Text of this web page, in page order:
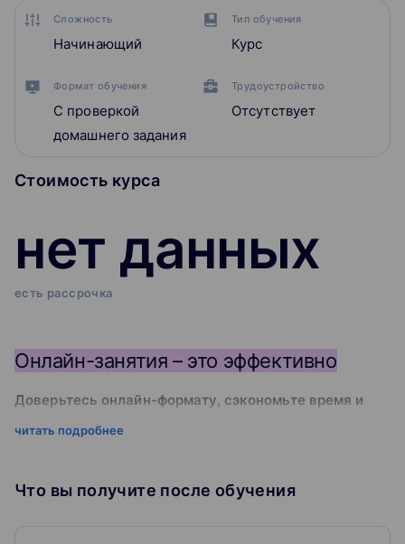
Сложность
Начинающий
Тип обучения
Курс
Формат обучения
С проверкой
домашнего задания
Трудоустройство
Отсутствует
Стоимость курса
нет данных
есть рассрочка
Онлайн-занятия – это эффективно
Доверьтесь онлайн-формату, сэкономьте время и
читать подробнее
Что вы получите после обучения